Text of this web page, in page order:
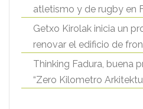
atletismo y de rugby en
Getxo Kirolak inicia un
renovar el edificio de
Thinking Fadura, buena
“Zero Kilometro